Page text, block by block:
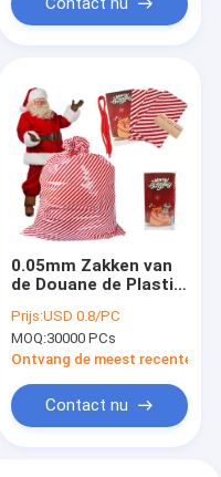
0.05mm Zakken van
de Douane de Plastic
Prijs:USD 0.8/PC
MOQ:30000 PCs
Ontvang de meest recente
Contact nu